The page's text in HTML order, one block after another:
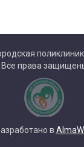
Все права
в